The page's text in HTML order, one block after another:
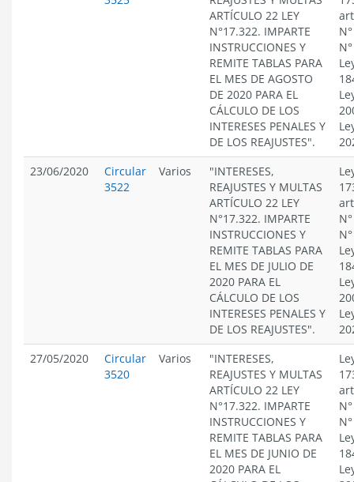
ARTÍCULO 22 LEY
N°17.322. IMPARTE
INSTRUCCIONES Y
REMITE TABLAS PARA
EL MES DE AGOSTO
DE 2020 PARA EL
CÁLCULO DE LOS
INTERESES PENALES Y
DE LOS REAJUSTES".
23/06/2020
Circular
3522
Varios
"INTERESES,
REAJUSTES Y MULTAS
ARTÍCULO 22 LEY
N°17.322. IMPARTE
INSTRUCCIONES Y
REMITE TABLAS PARA
EL MES DE JULIO DE
2020 PARA EL
CÁLCULO DE LOS
INTERESES PENALES Y
DE LOS REAJUSTES".
27/05/2020
Circular
3520
Varios
"INTERESES,
REAJUSTES Y MULTAS
ARTÍCULO 22 LEY
N°17.322. IMPARTE
INSTRUCCIONES Y
REMITE TABLAS PARA
EL MES DE JUNIO DE
2020 PARA EL